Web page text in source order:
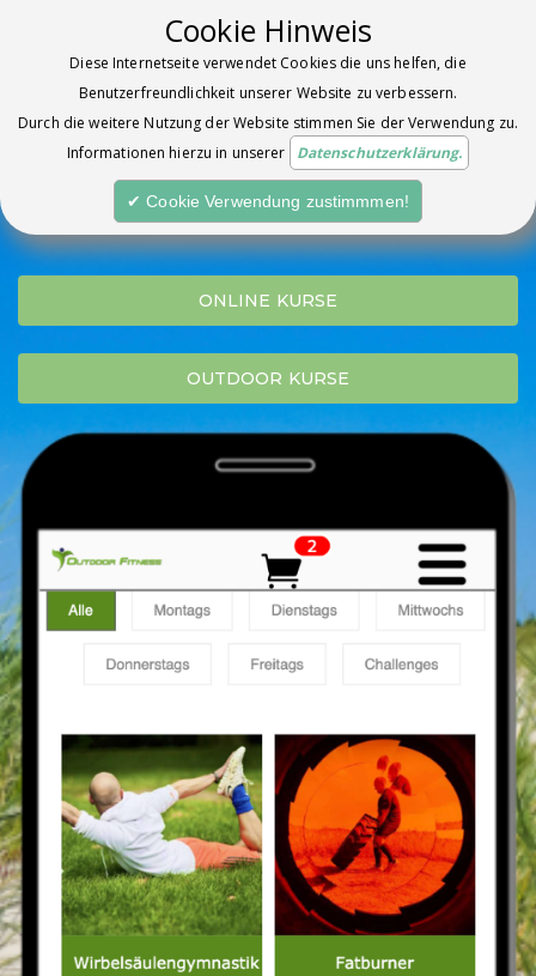
Cookie Hinweis
Diese Internetseite verwendet Cookies die uns helfen, die
Benutzerfreundlichkeit unserer Website zu verbessern.
Durch die weitere Nutzung der Website stimmen Sie der Verwendung zu.
Informationen hierzu in unserer
Datenschutzerklärung.
✔ Cookie Verwendung zustimmmen!
Fitness Kurse an der frischen
Ostseeluft und Live Online Kurse.
ONLINE KURSE
OUTDOOR KURSE